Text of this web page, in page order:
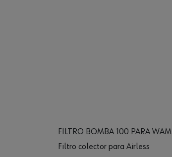
FILTRO BOMBA 100 PARA
Filtro colector para Airless